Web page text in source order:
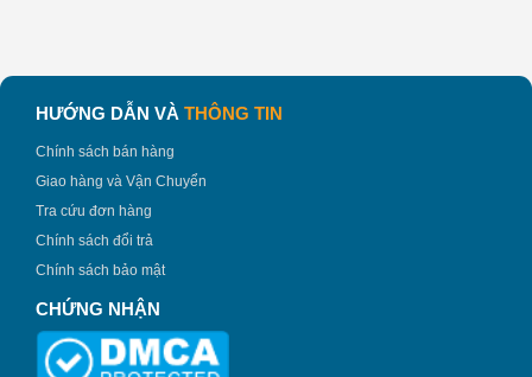
HƯỚNG DẪN VÀ THÔNG TIN
Chính sách bán hàng
Giao hàng và Vận Chuyển
Tra cứu đơn hàng
Chính sách đổi trả
Chính sách bảo mật
CHỨNG NHẬN